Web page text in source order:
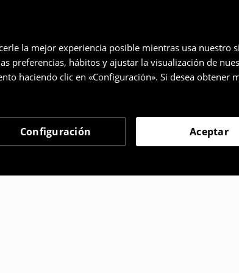
la mejor experiencia posible mientras usa
preferencias, hábitos y ajustar la visualización de
haciendo clic en «Configuración». Si desea obtener
Configuración Aceptar